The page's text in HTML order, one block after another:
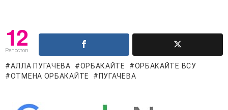
12
Репостов
АЛЛА ПУГАЧЕВА ОРБАКАЙТЕ
ОРБАКАЙТЕ ВСУ
ОТМЕНА ОРБАКАЙТЕ
ПУГАЧЕВА